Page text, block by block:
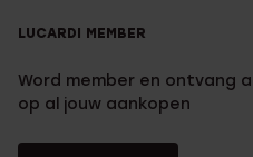
LUCARDI MEMBER
Word member en ontvang
op al jouw aankopen